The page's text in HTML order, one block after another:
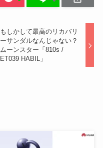
もしかして最高のリカバリ
ーサンダルなんじゃない？
ムーンスター「810s /
ET039 HABIL」